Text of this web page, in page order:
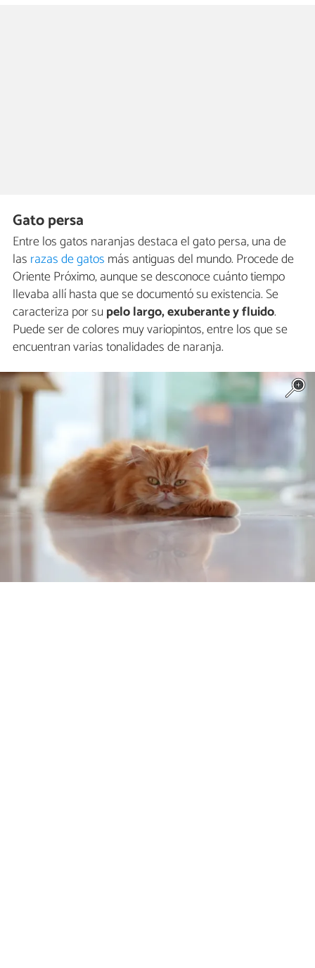
Gato persa
Entre los gatos naranjas destaca el gato persa, una de
las razas de gatos más antiguas del mundo. Procede de
Oriente Próximo, aunque se desconoce cuánto tiempo
llevaba allí hasta que se documentó su existencia. Se
caracteriza por supelo largo, exuberante y fluido.
Puede ser de colores muy variopintos, entre los que se
encuentran varias tonalidades de naranja.